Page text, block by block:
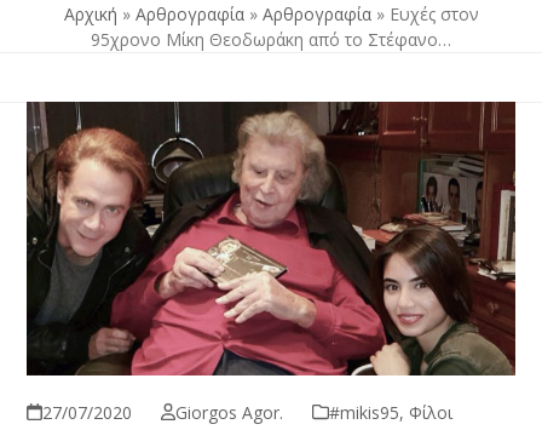
Αρχική » Αρθρογραφία» Αρθρογραφία» Ευχές στον
95χρονο Μίκη Θεοδωράκη από το Στέφανο…
27/07/2020 Giorgos Agor. #mikis95, Φίλοι